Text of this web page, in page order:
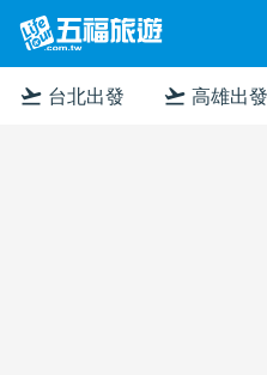
flight_takeoff 台北出發 flight_takeoff 高雄出發